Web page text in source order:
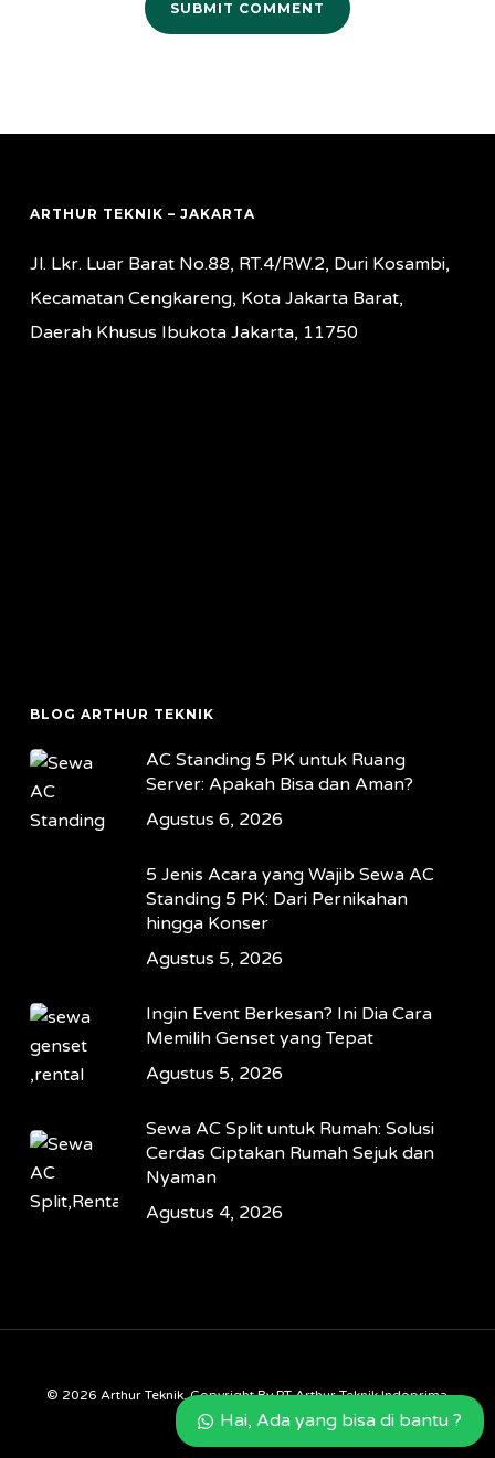
ARTHUR TEKNIK – JAKARTA
Jl. Lkr. Luar Barat No.88, RT.4/RW.2, Duri Kosambi,
Kecamatan Cengkareng, Kota Jakarta Barat,
Daerah Khusus Ibukota Jakarta, 11750
BLOG ARTHUR TEKNIK
AC Standing 5 PK untuk Ruang
Server: Apakah Bisa dan Aman?
Agustus 6, 2026
5 Jenis Acara yang Wajib Sewa AC
Standing 5 PK: Dari Pernikahan
hingga Konser
Agustus 5, 2026
Ingin Event Berkesan? Ini Dia Cara
Memilih Genset yang Tepat
Agustus 5, 2026
Sewa AC Split untuk Rumah: Solusi
Cerdas Ciptakan Rumah Sejuk dan
Nyaman
Agustus 4, 2026
© 2026 Arthur Teknik. Copyright By PT Arthur Teknik Indoprima
Hai, Ada yang bisa di bantu ?